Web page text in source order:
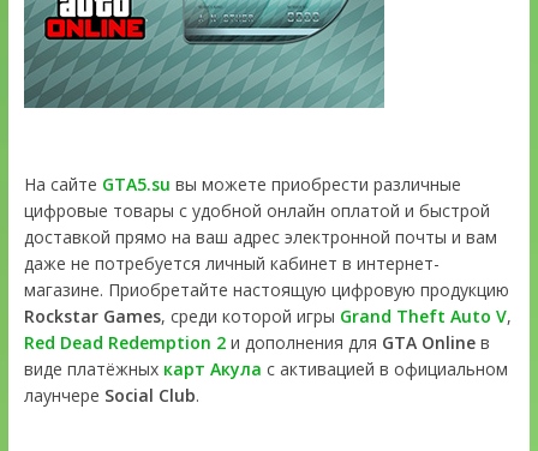
На сайте GTA5.su вы можете приобрести различные
цифровые товары с удобной онлайн оплатой и быстрой
доставкой прямо на ваш адрес электронной почты и вам
даже не потребуется личный кабинет в интернет-
магазине. Приобретайте настоящую цифровую продукцию
Rockstar Games, среди которой игры Grand Theft Auto V,
Red Dead Redemption 2и дополнения для GTA Onlineв
виде платёжных карт Акула с активацией в официальном
лаунчере Social Club.